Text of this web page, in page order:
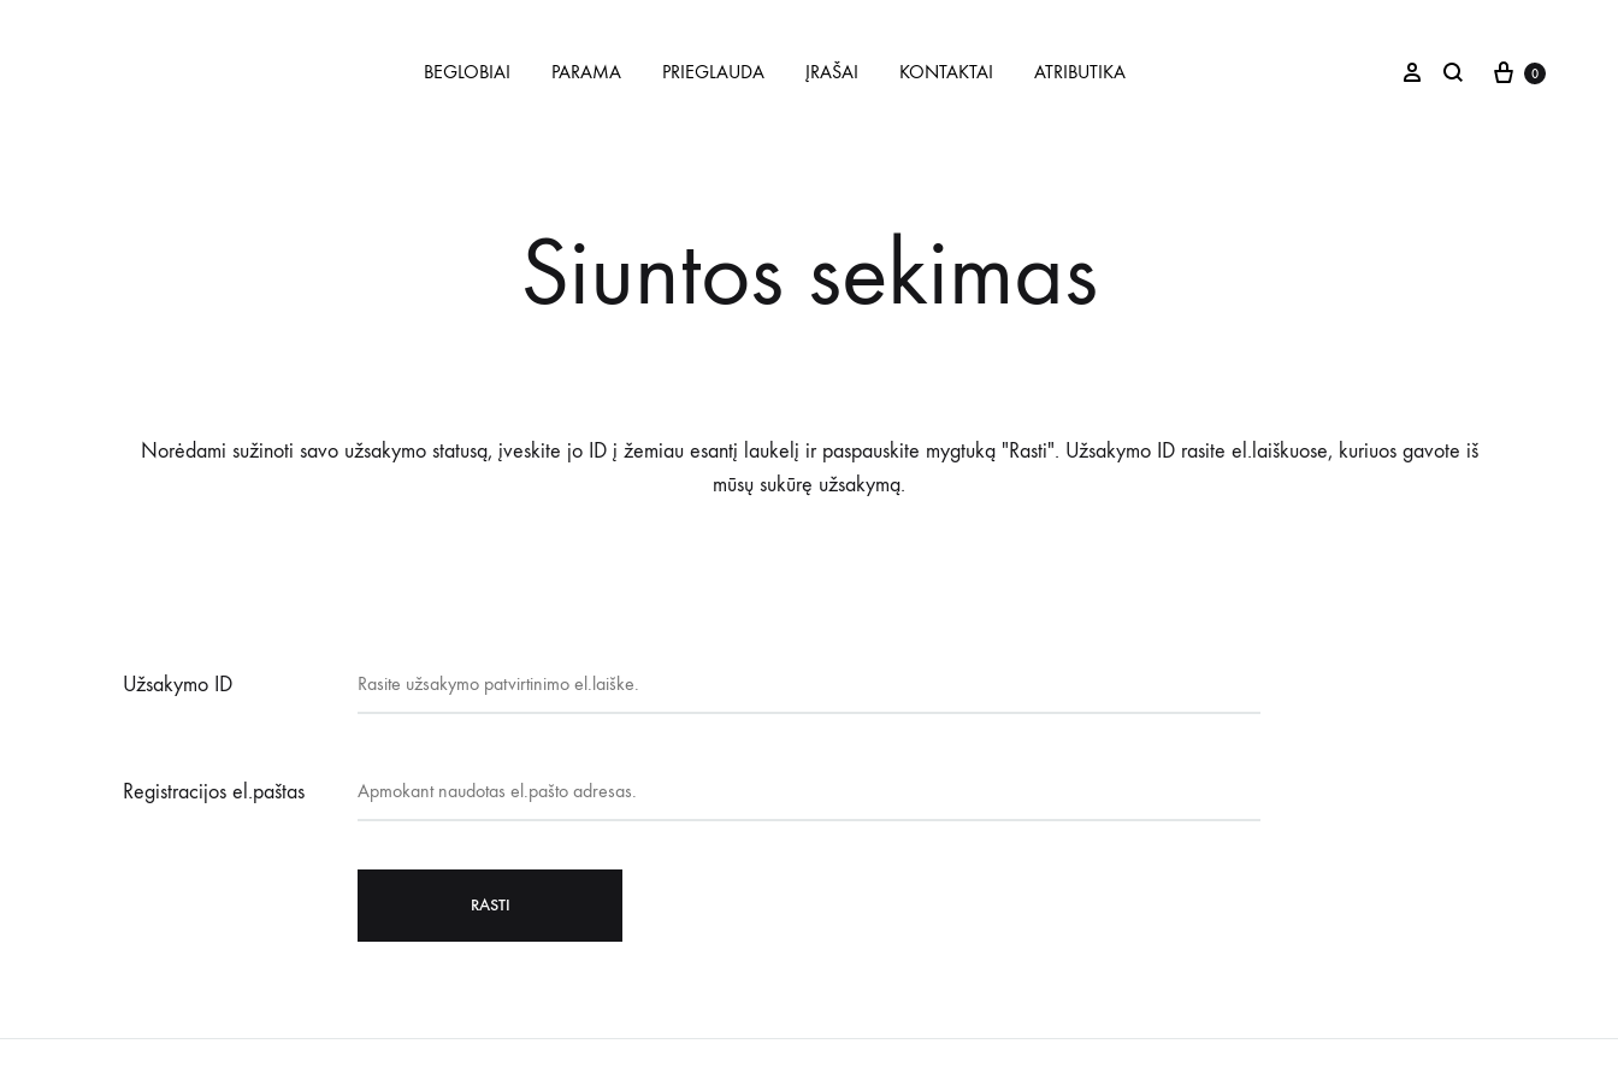
BEGLOBIAI PARAMA PRIEGLAUDA ĮRAŠAI KONTAKTAI ATRIBUTIKA Prisijungti
Ieškoti Paramos
0
Siuntos sekimas
Norėdami sužinoti savo užsakymo statusą, įveskite jo ID į žemiau esantį laukelį ir paspauskite mygtuką "Rasti". Užsakymo ID rasite el.laiškuose, kuriuos gavote iš
mūsų sukūrę užsakymą.
Užsakymo ID
Registracijos el.paštas
RASTI